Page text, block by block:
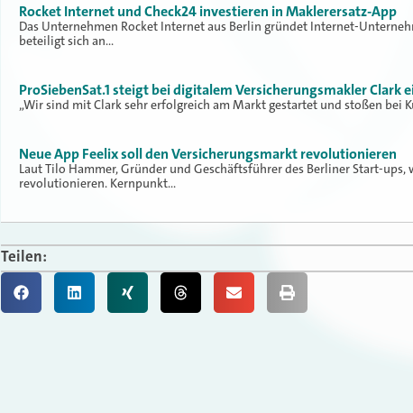
Rocket Internet und Check24 investieren in Maklerersatz-App
Das Unternehmen Rocket Internet aus Berlin gründet Internet-
beteiligt sich an…
ProSiebenSat.1 steigt bei digitalem Versicherungsmakler Clark
„Wir sind mit Clark sehr erfolgreich am Markt gestartet und stoßen bei
Neue App Feelix soll den Versicherungsmarkt revolutionieren
Laut Tilo Hammer, Gründer und Geschäftsführer des Berliner Start-
revolutionieren. Kernpunkt…
Teilen: